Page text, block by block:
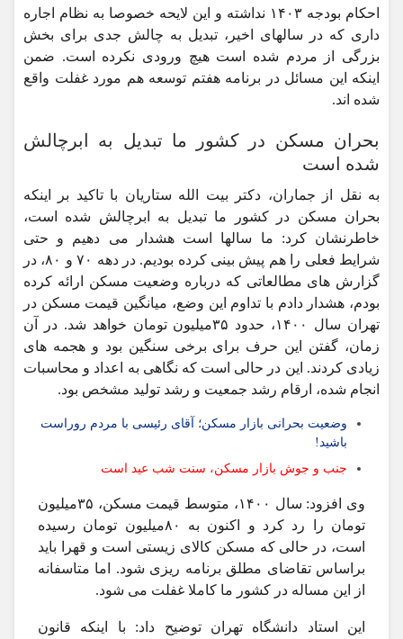
احکام بودجه ۱۴۰۳ نداشته و این لایحه خصوصا به نظام اجاره
داری که در سالهای اخیر، تبدیل به چالش جدی برای بخش
بزرگی از مردم شده است هیچ ورودی نکرده است. ضمن
اینکه این مسائل در برنامه هفتم توسعه هم مورد غفلت واقع
شده اند.
بحران مسکن در کشور ما تبدیل به ابرچالش
شده است
به نقل از جماران، دکتر بیت الله ستاریان با تاکید بر اینکه
بحران مسکن در کشور ما تبدیل به ابرچالش شده است،
خاطرنشان کرد: ما سالها است هشدار می دهیم و حتی
شرایط فعلی را هم پیش بینی کرده بودیم. در دهه ۷۰ و ۸۰، در
گزارش های مطالعاتی که درباره وضعیت مسکن ارائه کرده
بودم، هشدار دادم با تداوم این وضع، میانگین قیمت مسکن در
تهران سال ۱۴۰۰، حدود ۳۵میلیون تومان خواهد شد. در آن
زمان، گفتن این حرف برای برخی سنگین بود و هجمه های
زیادی کردند. این در حالی است که نگاهی به اعداد و محاسبات
انجام شده، ارقام رشد جمعیت و رشد تولید مشخص بود.
وضعیت بحرانی بازار مسکن؛ آقای رئیسی با مردم روراست
باشید!
جنب و جوش بازار مسکن، سنت شب عید است
وی افزود: سال ۱۴۰۰، متوسط قیمت مسکن، ۳۵میلیون
تومان را رد کرد و اکنون به ۸۰میلیون تومان رسیده
است، در حالی که مسکن کالای زیستی است و قهرا باید
براساس تقاضای مطلق برنامه ریزی شود. اما متاسفانه
از این مساله در کشور ما کاملا غفلت می شود.
این استاد دانشگاه تهران توضیح داد: با اینکه قانون